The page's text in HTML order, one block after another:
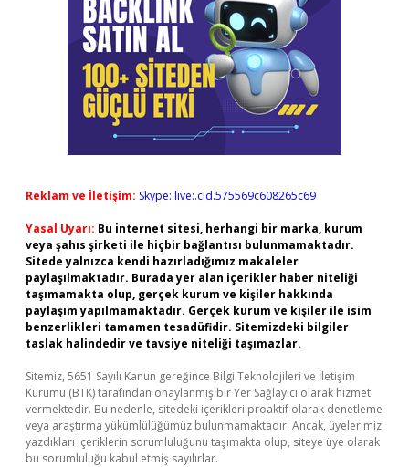
Reklam ve İletişim: Skype: live:.cid.575569c608265c69
Yasal Uyarı: Bu internet sitesi, herhangi bir marka, kurum
veya şahıs şirketi ile hiçbir bağlantısı bulunmamaktadır.
Sitede yalnızca kendi hazırladığımız makaleler
paylaşılmaktadır. Burada yer alan içerikler haber niteliği
taşımamakta olup, gerçek kurum ve kişiler hakkında
paylaşım yapılmamaktadır. Gerçek kurum ve kişiler ile isim
benzerlikleri tamamen tesadüfidir. Sitemizdeki bilgiler
taslak halindedir ve tavsiye niteliği taşımazlar.
Sitemiz, 5651 Sayılı Kanun gereğince Bilgi Teknolojileri ve İletişim
Kurumu (BTK) tarafından onaylanmış bir Yer Sağlayıcı olarak hizmet
vermektedir. Bu nedenle, sitedeki içerikleri proaktif olarak denetleme
veya araştırma yükümlülüğümüz bulunmamaktadır. Ancak, üyelerimiz
yazdıkları içeriklerin sorumluluğunu taşımakta olup, siteye üye olarak
bu sorumluluğu kabul etmiş sayılırlar.